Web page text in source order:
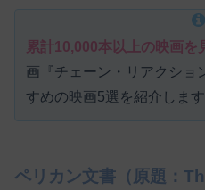
累計10,000本以上の映画を
画『チェーン・リアクショ
すめの映画5選を紹介します
ペリカン文書（原題：